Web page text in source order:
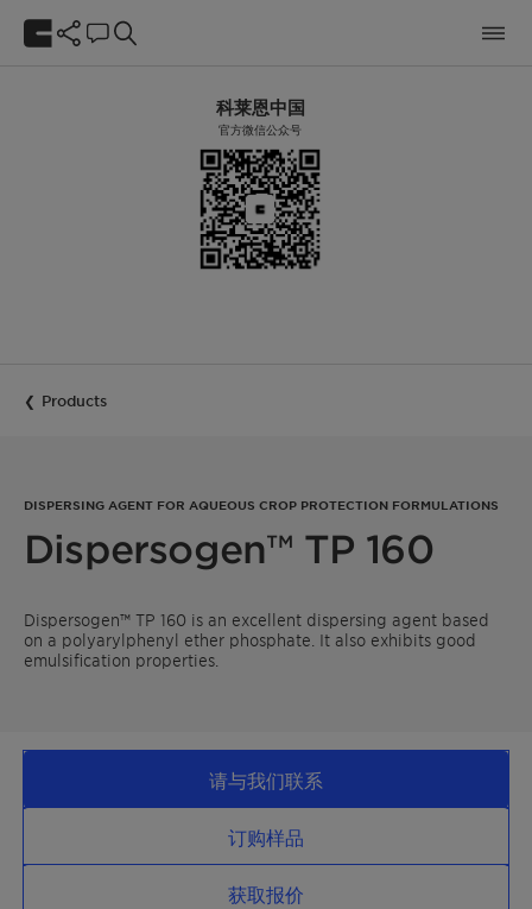
科莱恩中国
官方微信公众号
Products
DISPERSING AGENT FOR AQUEOUS CROP PROTECTION FORMULATIONS​
Dispersogen™ TP 160
Dispersogen™ TP 160 is an excellent dispersing agent based
on a polyarylphenyl ether phosphate. It also exhibits good
emulsification properties.
请与我们联系
订购样品
获取报价